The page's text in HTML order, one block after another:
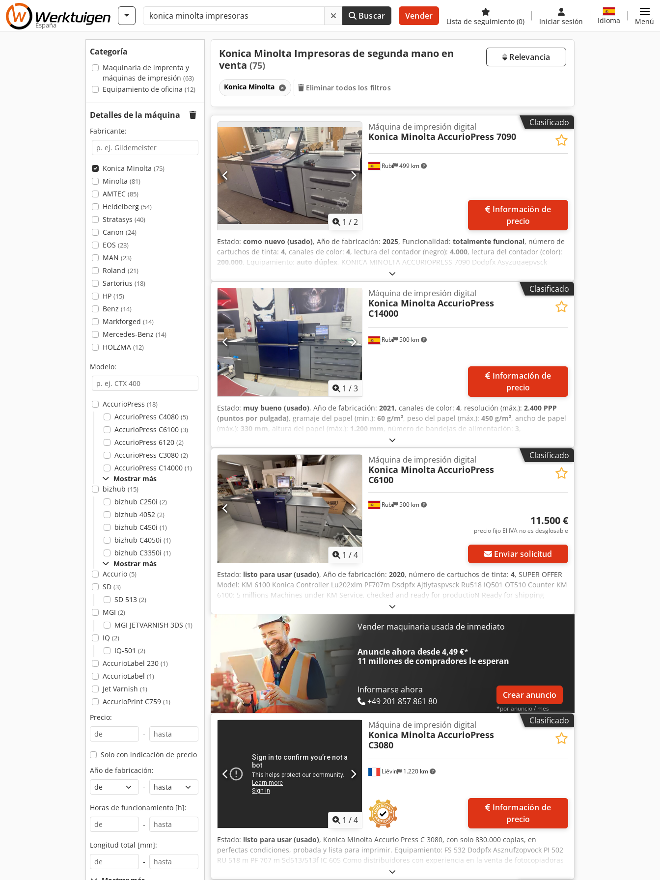
España
Buscar Vender
Lista de seguimiento (0) Iniciar sesión Idioma Menú
Categoría
Maquinaria de imprenta y
máquinas de impresión (63)
Equipamiento de oficina (12)
Detalles de la máquina
Fabricante:
Konica Minolta (75)
Minolta (81)
AMTEC (85)
Heidelberg (54)
Stratasys (40)
Canon (24)
EOS (23)
MAN (23)
Roland (21)
Sartorius (18)
HP (15)
Benz (14)
Markforged (14)
Mercedes-Benz (14)
HOLZMA (12)
Modelo:
AccurioPress (18)
AccurioPress C4080 (5)
AccurioPress C6100 (3)
AccurioPress 6120 (2)
AccurioPress C3080 (2)
AccurioPress C14000 (1)
Mostrar más
bizhub (15)
bizhub C250i (2)
bizhub 4052 (2)
bizhub C450i (1)
bizhub C4050i (1)
bizhub C3350i (1)
Mostrar más
Accurio (5)
SD (3)
SD 513 (2)
MGI (2)
MGI JETVARNISH 3DS (1)
IQ (2)
IQ-501 (2)
AccurioLabel 230 (1)
AccurioLabel (1)
Jet Varnish (1)
AccurioPrint C759 (1)
Precio:
-
Solo con indicación de precio
Año de fabricación:
-
Horas de funcionamiento [h]:
-
Longitud total [mm]:
-
Konica Minolta Impresoras de segunda mano en
venta (75)
Relevancia
Konica Minolta Eliminar todos los filtros
Clasificado
Pedir más fotos
1 /2
Rubí 499 km
Máquina de impresión digital
Konica Minolta AccurioPress 7090
precio
Estado: como nuevo (usado), Año de fabricación: 2025, Funcionalidad: totalmente funcional, número de
cartuchos de tinta: 4, canales de color: 4, lectura del contador (negro): 4.000, lectura del contador (color):
200.000, Equipamiento: auto dúplex, KONICA MINOLTA ACCURIOPRESS 7090 Dodpfx Asyzuqaepvsck
COUNTER ONLY 200.000 - SPECIAL PRICE PF712 3 CASSETTES IQ501 KONICA CONTROLLER RU518M
FINISHER FS514 IC609 READY FOR SHIPPING
Clasificado
1 /3
Rubí 500 km
Máquina de impresión digital
Konica Minolta AccurioPress
C14000
precio
Estado: muy bueno (usado), Año de fabricación: 2021, canales de color: 4, resolución (máx.): 2.400 PPP
(puntos por pulgada), gramaje del papel (min.): 60 g/m², peso del papel (máx.): 450 g/m², ancho de papel
(máx.): 330 mm, altura del papel (máx.): 1.200 mm, número de bandejas de alimentación: 3,
, Special Price Konica Minolta AccurioPress C14000 Counter: only 2,8 millions
(Very Low) Fiery Finisher OT Feeder PF812 90 cm IQ501 color control Dcodpjwb Ezcsfx Apvsk Machine
checked by KM Technicals Ready for shipping MORE INFO, PLEASE AS US.
Clasificado
1 /4
Rubí 500 km
Máquina de impresión digital
Konica Minolta AccurioPress
C6100
11.500 €
precio fijo El IVA no es desglosable
Enviar solicitud
Estado: listo para usar (usado), Año de fabricación: 2020, número de cartuchos de tinta: 4, SUPER OFFER
Model: KM 6100 Konica Controller Lu202xlm PF707m Dsdpfx Ajtiytaspvsck Ru518 IQ501 OT510 Counter KM
6100: 5 millions Machines under KM Service, checked and ready for productioN Ready for shipping
Vender maquinaria usada de inmediato
Anuncie ahora desde 4,49 €*
11 millones de compradores le esperan
Informarse ahora
+49 201 857 861 80
Crear anuncio
*por anuncio / mes
Clasificado
1 /4
Liévin 1.220 km
Máquina de impresión digital
Konica Minolta AccurioPress
C3080
precio
Estado: listo para usar (usado), Konica Minolta Accurio Press C 3080, con solo 830.000 copias, en
perfectas condiciones, probada y lista para imprimir. Equipamiento: FS 532 Dodpfx Asznufzopvock PI 502
RU 518 m PF 707 m Sd513/513f IC 605 Como distribuidores con experiencia en la venta de fotocopiadoras
de segunda mano, hemos desarrollado una gran experiencia en el embalaje y el envío en palés, para